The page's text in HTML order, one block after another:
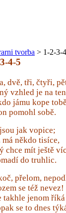
tvorba > 1-2-3-
4-5
dvě, tři, čtyři,
vzhled je na
jámu kope
pomohl sobě.
jak vopice;
někdo tisíce,
chce mít ještě víc
do truhlic.
přelom,
se též nevez!
takhle jenom
se to dnes